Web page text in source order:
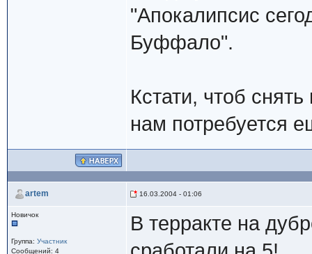
"Апокалипсис
Буффало".
Кстати, чтоб
нам потребуется
artem 16.03.2004 - 01:06
Новичок
Группа: Участник
Сообщений: 4
В терракте на